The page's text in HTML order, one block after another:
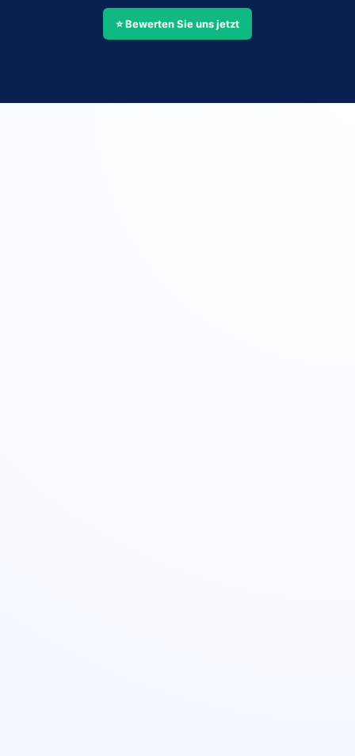
⭐ Bewerten Sie uns jetzt